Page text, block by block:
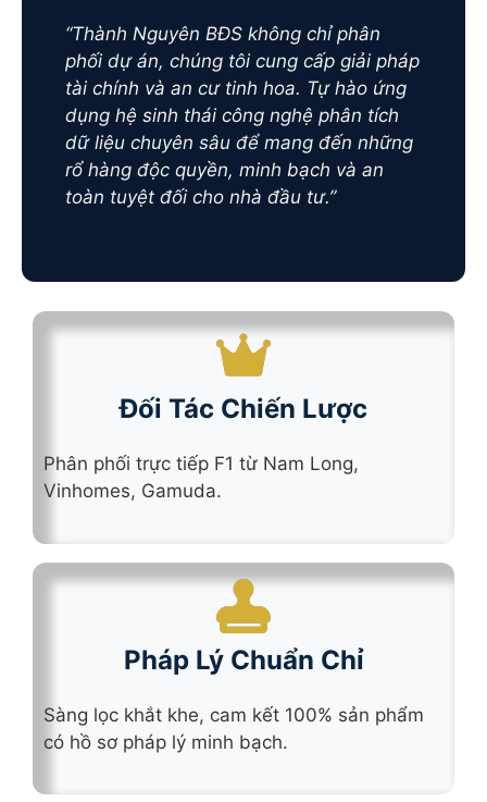
“Thành Nguyên BĐS không chỉ phân
phối dự án, chúng tôi cung cấp giải pháp
tài chính và an cư tinh hoa. Tự hào ứng
dụng hệ sinh thái công nghệ phân tích
dữ liệu chuyên sâu để mang đến những
rổ hàng độc quyền, minh bạch và an
toàn tuyệt đối cho nhà đầu tư.”
Đối Tác Chiến Lược
Phân phối trực tiếp F1 từ Nam Long,
Vinhomes, Gamuda.
Pháp Lý Chuẩn Chỉ
Sàng lọc khắt khe, cam kết 100% sản phẩm
có hồ sơ pháp lý minh bạch.